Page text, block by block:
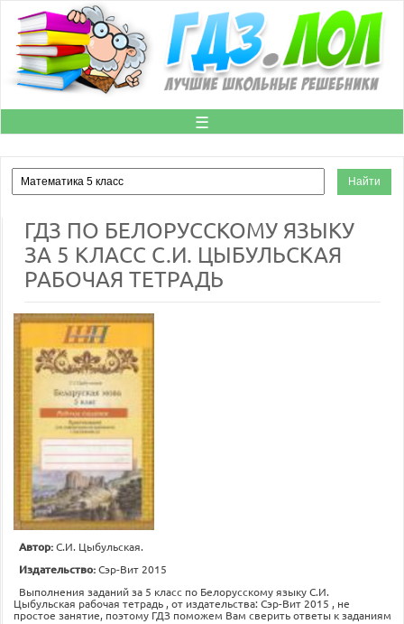
☰
ГДЗ ПО БЕЛОРУССКОМУ ЯЗЫКУ
ЗА 5 КЛАСС С.И. ЦЫБУЛЬСКАЯ
РАБОЧАЯ ТЕТРАДЬ
Автор:С.И. Цыбульская.
Издательство:Сэр-Вит 2015
Выполнения заданий за 5 класс по Белорусскому языку С.И.
Цыбульская рабочая тетрадь , от издательства: Сэр-Вит 2015 , не
простое занятие, поэтому ГДЗ поможем Вам сверить ответы к заданиям